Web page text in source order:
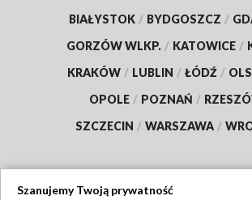
BIAŁYSTOK / BYDGOSZCZ /
GORZÓW WLKP. / KATOWICE /
KRAKÓW / LUBLIN / ŁÓDŹ /
OPOLE / POZNAŃ /
SZCZECIN / WARSZAWA /
Szanujemy Twoją prywatność